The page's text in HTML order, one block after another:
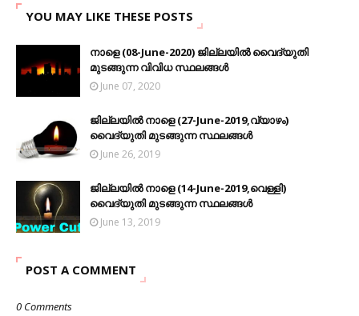
YOU MAY LIKE THESE POSTS
നാളെ (08-June-2020) ജില്ലയിൽ വൈദ്യുതി
മുടങ്ങുന്ന വിവിധ സ്ഥലങ്ങൾ
June 07, 2020
ജില്ലയിൽ നാളെ (27-June-2019,വ്യാഴം)
വൈദ്യുതി മുടങ്ങുന്ന സ്ഥലങ്ങൾ
June 26, 2019
ജില്ലയിൽ നാളെ (14-June-2019,വെള്ളി)
വൈദ്യുതി മുടങ്ങുന്ന സ്ഥലങ്ങൾ
June 13, 2019
POST A COMMENT
0 Comments